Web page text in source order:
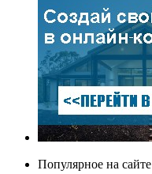
Популярное на сайте